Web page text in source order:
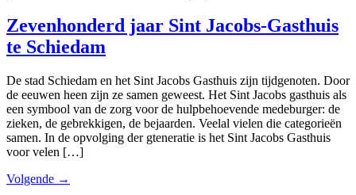
Zevenhonderd jaar Sint Jacobs-Gasthuis
te Schiedam
De stad Schiedam en het Sint Jacobs Gasthuis zijn tijdgenoten. Door
de eeuwen heen zijn ze samen geweest. Het Sint Jacobs gasthuis als
een symbool van de zorg voor de hulpbehoevende medeburger: de
zieken, de gebrekkigen, de bejaarden. Veelal vielen die categorieën
samen. In de opvolging der gteneratie is het Sint Jacobs Gasthuis
voor velen […]
Volgende →